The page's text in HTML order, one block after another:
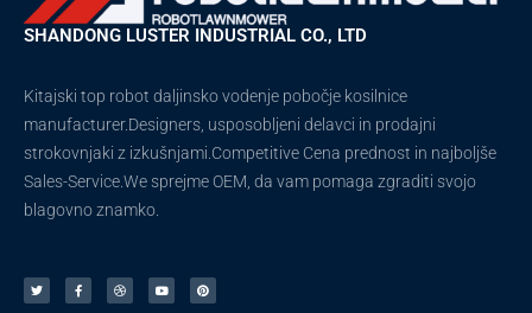
SHANDONG LUSTER INDUSTRIAL CO., LTD
Kitajski top robot daljinsko vodenje pobočje kosilnice
manufacturer.Designers, usposobljeni delavci in prodajni
strokovnjaki z izkušnjami.Competitive Cena prednost in najboljše
Sales-Service.We sprejme OEM, da vam pomaga zgraditi svojo
blagovno znamko.
i
t
t
c
e
b
d
e
n
u
t
u
n
t
e